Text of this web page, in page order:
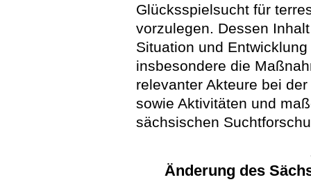
Glücksspielsucht für
vorzulegen. Dessen
Situation und
insbesondere die
relevanter Akteure bei
sowie Aktivitäten und
sächsischen
Änderung des